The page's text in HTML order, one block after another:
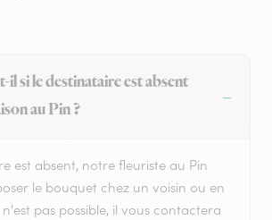
il si le destinataire est absent
au Pin ?
est absent, notre fleuriste au Pin
le bouquet chez un voisin ou en
n'est pas possible, il vous contactera